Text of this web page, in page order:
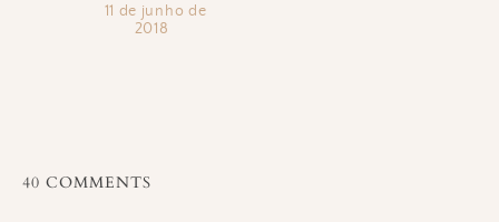
11 de junho de
2018
40 COMMENTS